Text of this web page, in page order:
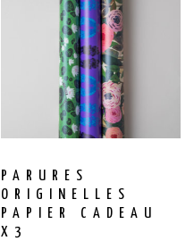
PARURES
ORIGINELLES
PAPIER CADEAU
X3